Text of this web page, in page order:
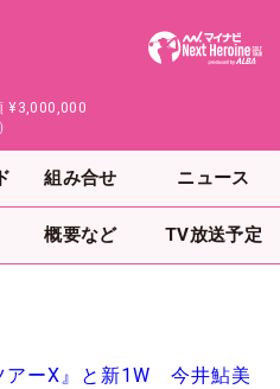
¥3,000,000
組み合せ ニュース
概要など TV放送予定
アーX』と新1W 今井鮎美